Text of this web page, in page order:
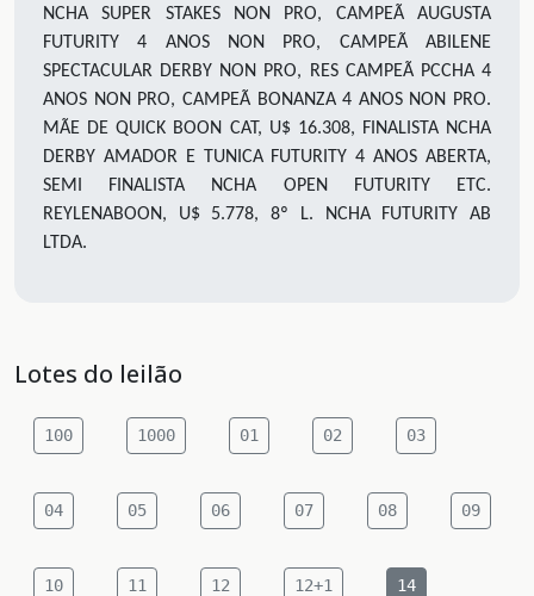
NCHA SUPER STAKES NON PRO, CAMPEÃ AUGUSTA
FUTURITY 4 ANOS NON PRO, CAMPEÃ ABILENE
SPECTACULAR DERBY NON PRO, RES CAMPEÃ PCCHA 4
ANOS NON PRO, CAMPEÃ BONANZA 4 ANOS NON PRO.
MÃE DE QUICK BOON CAT, U$ 16.308, FINALISTA NCHA
DERBY AMADOR E TUNICA FUTURITY 4 ANOS ABERTA,
SEMI FINALISTA NCHA OPEN FUTURITY ETC.
REYLENABOON, U$ 5.778, 8º L. NCHA FUTURITY AB
LTDA.
Lotes do leilão
100 1000 01 02 03
04 05 06 07 08 09
10 11 12 12+1 14